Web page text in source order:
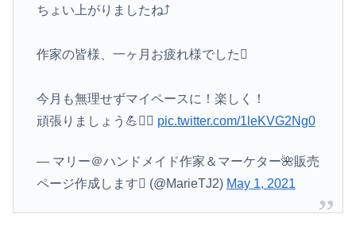
ちょい上がりましたね⤴️
作家の皆様、一ヶ月お疲れ様でした
今月も無理せずマイペースに！楽しく！
頑張りましょう💪 pic.twitter.com/1leKVG2Ng0
— マリー＠ハンドメイド作家＆マーケター🌺販売
ページ作成します (@MarieTJ2) May 1, 2021